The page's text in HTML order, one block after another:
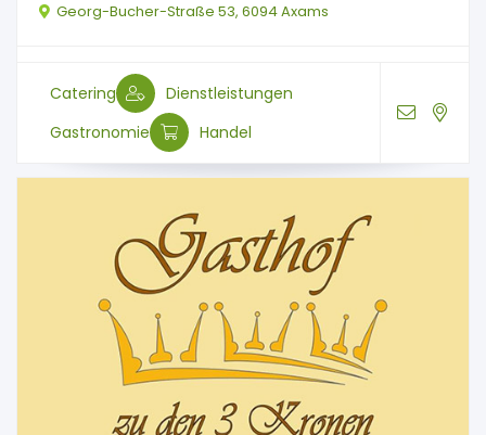
Georg-Bucher-Straße 53, 6094 Axams
Catering
Dienstleistungen
Gastronomie
Handel